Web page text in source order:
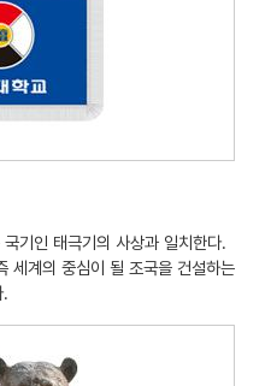
기인 태극기의 사상과 일치한다.
세계의 중심이 될 조국을 건설하는
.